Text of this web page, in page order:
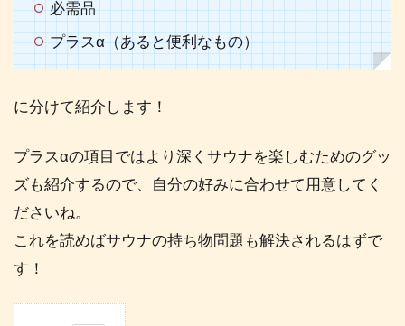
必需品
プラスα（あると便利なもの）
に分けて紹介します！
プラスαの項目ではより深くサウナを楽しむためのグッ
ズも紹介するので、自分の好みに合わせて用意してく
ださいね。
これを読めばサウナの持ち物問題も解決されるはずで
す！